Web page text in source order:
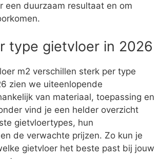
een duurzaam resultaat en om
type gietvloer in 2026
m2 verschillen sterk per type
zien we uiteenlopende
van materiaal, toepassing en
vind je een helder overzicht
gietvloertypes, hun
de verwachte prijzen. Zo kun je
gietvloer het beste past bij jouw